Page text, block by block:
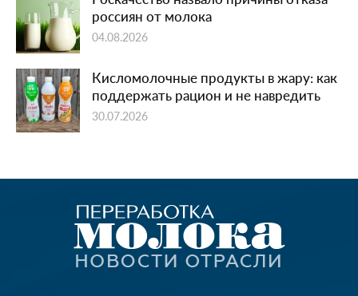
россиян от молока
04.08.2026
Кисломолочные продукты в жару: как
поддержать рацион и не навредить
30.07.2026